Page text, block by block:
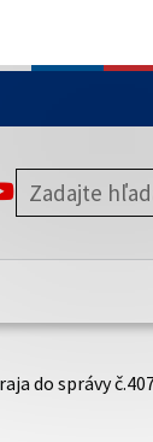
sídla.
SA OTVORÍ NA
SA OTVORÍ
ODKAZ SA
do správy